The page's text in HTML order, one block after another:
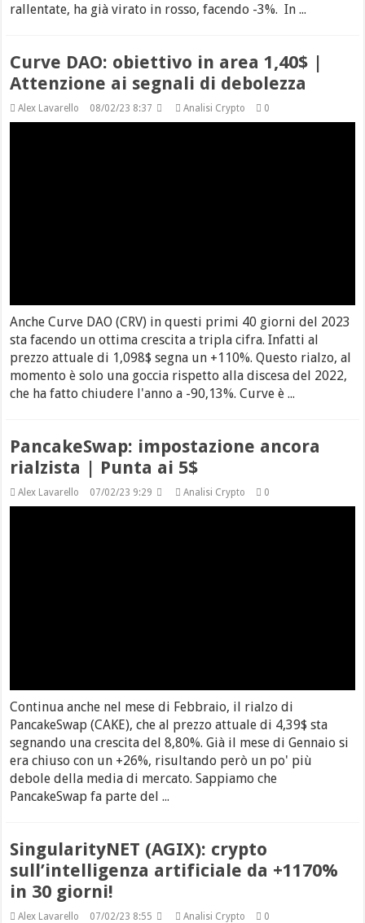
rallentate, ha già virato in rosso, facendo -3%. In ...
Curve DAO: obiettivo in area 1,40$ |
Attenzione ai segnali di debolezza
Alex Lavarello 08/02/23 8:37 Analisi Crypto 0
Anche Curve DAO (CRV) in questi primi 40 giorni del 2023
sta facendo un ottima crescita a tripla cifra. Infatti al
prezzo attuale di 1,098$ segna un +110%. Questo rialzo, al
momento è solo una goccia rispetto alla discesa del 2022,
che ha fatto chiudere l'anno a -90,13%. Curve è ...
PancakeSwap: impostazione ancora
rialzista | Punta ai 5$
Alex Lavarello 07/02/23 9:29 Analisi Crypto 0
Continua anche nel mese di Febbraio, il rialzo di
PancakeSwap (CAKE), che al prezzo attuale di 4,39$ sta
segnando una crescita del 8,80%. Già il mese di Gennaio si
era chiuso con un +26%, risultando però un po' più
debole della media di mercato. Sappiamo che
PancakeSwap fa parte del ...
SingularityNET (AGIX): crypto
sull’intelligenza artificiale da +1170%
in 30 giorni!
Alex Lavarello 07/02/23 8:55 Analisi Crypto 0